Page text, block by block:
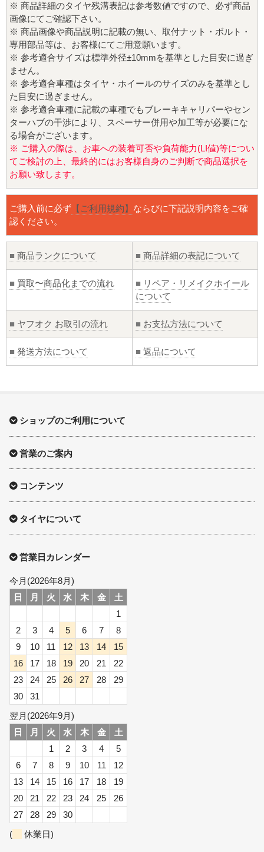
※ 商品詳細のタイヤ残溝表記は参考数値ですので、必ず商品
画像にてご確認下さい。
※ 商品画像や商品説明に記載の無い、取付ナット・ボルト・
専用部品等は、お客様にてご用意願います。
※ 参考適合サイズは標準外径±10mmを基準とした目安に過ぎ
ません。
※ 参考適合車種はタイヤ・ホイールのサイズのみを基準とし
た目安に過ぎません。
※ 参考適合車種に記載の車種でもブレーキキャリパーやセン
ターハブの干渉により、スペーサー併用や加工等が必要にな
る場合がございます。
※ ご購入の際は、お車への装着可否や負荷能力(LI値)等につい
てご検討の上、最終的にはお客様自身のご判断で商品選択を
お願い致します。
ご購入前に必ず 【ご利用規約】 ならびに下記説明内容をご確
認ください。
■ 商品ランクについて ■ 商品詳細の表記について
■ 買取〜商品化までの流れ ■ リペア・リメイクホイール
について
■ ヤフオク お取引の流れ ■ お支払方法について
■ 発送方法について ■ 返品について
ショップのご利用について
営業のご案内
コンテンツ
タイヤについて
営業日カレンダー
今月(2026年8月)
日
月 火 水 木 金
土
1
2
3 4 5 6 7
8
9
10 11 12 13 14
15
16
17 18 19 20 21
22
23
24 25 26 27 28
29
30
31
翌月(2026年9月)
日
月 火 水 木 金
土
1
2 3 4
5
6
7 8 9 10 11
12
13
14 15 16 17 18
19
20
21 22 23 24 25
26
27
28 29
30
(
休業日)